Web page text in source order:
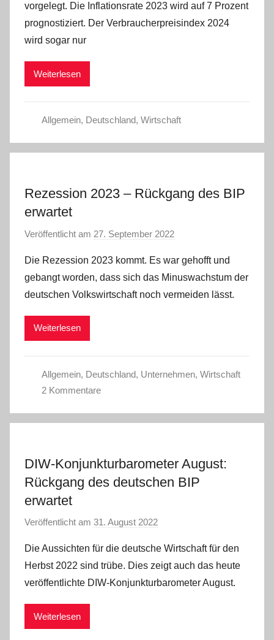
a
d
vorgelegt. Die Inflationsrate 2023 wird auf 7 Prozent
prognostiziert. Der Verbraucherpreisindex 2024
wird sogar nur
Weiterlesen
Allgemein, Deutschland, Wirtschaft
Rezession 2023 – Rückgang des BIP
erwartet
Veröffentlicht am 27. September 2022
n
a
d
Die Rezession 2023 kommt. Es war gehofft und
gebangt worden, dass sich das Minuswachstum der
deutschen Volkswirtschaft noch vermeiden lässt.
Weiterlesen
Allgemein, Deutschland, Unternehmen, Wirtschaft
2 Kommentare
DIW-Konjunkturbarometer August:
Rückgang des deutschen BIP
erwartet
Veröffentlicht am 31. August 2022
n
a
d
Die Aussichten für die deutsche Wirtschaft für den
Herbst 2022 sind trübe. Dies zeigt auch das heute
veröffentlichte DIW-Konjunkturbarometer August.
Weiterlesen